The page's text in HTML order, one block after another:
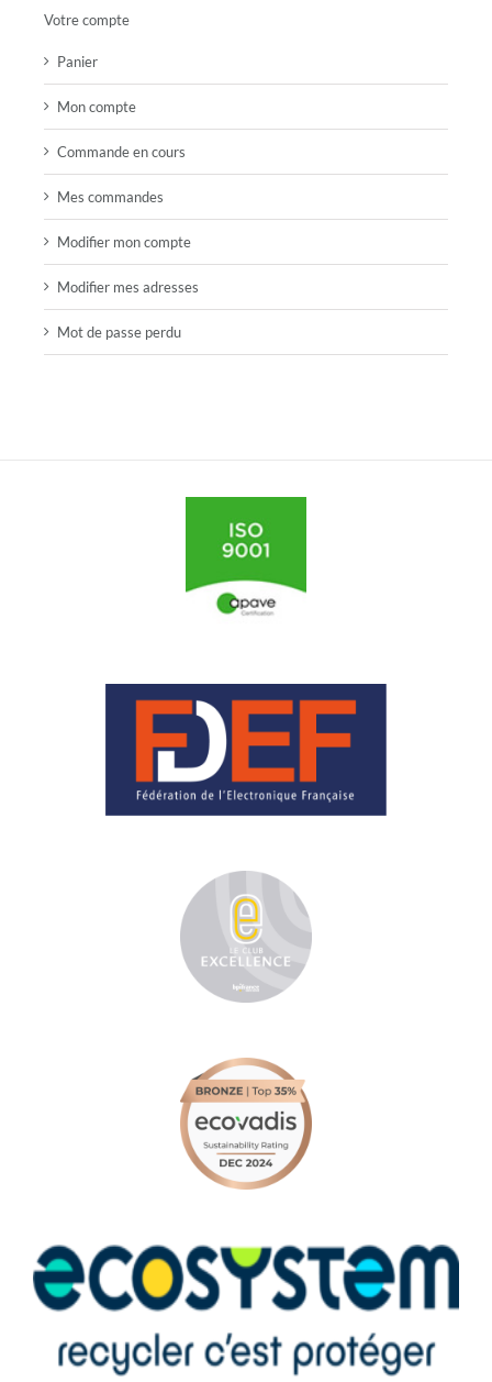
Votre compte
Panier
Mon compte
Commande en cours
Mes commandes
Modifier mon compte
Modifier mes adresses
Mot de passe perdu